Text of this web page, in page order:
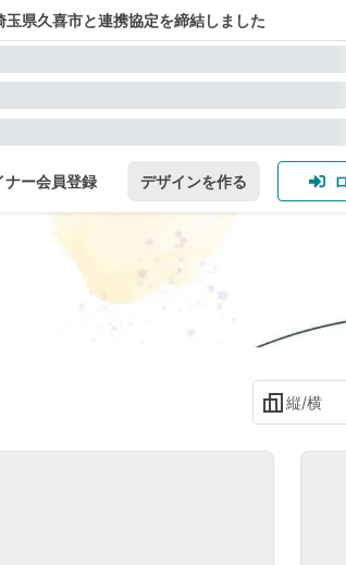
県久喜市と連携協定を締結しました
ナー会員登録 デザインを作る
縦/横